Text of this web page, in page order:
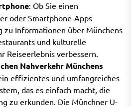
: Ob Sie einen
oder Smartphone-Apps
zu Informationen über Münchens
und kulturelle
Reiseerlebnis verbessern.
Nahverkehr Münchens
effizientes und umfangreiches
das es einfach macht, die
zu erkunden. Die Münchner U-